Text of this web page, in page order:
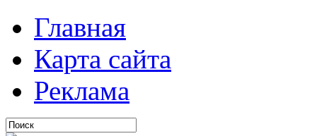
Главная
Карта сайта
Реклама